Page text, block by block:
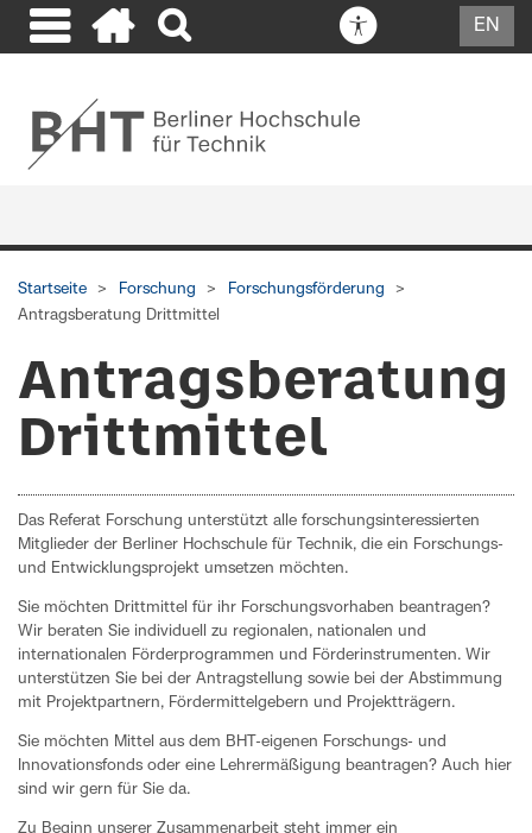
EN
Startseite Forschung
Forschungsförderung
Antragsberatung Drittmittel
Antragsberatung
Drittmittel
Das Referat Forschung unterstützt alle forschungsinteressierten
Mitglieder der Berliner Hochschule für Technik, die ein Forschungs-
und Entwicklungsprojekt umsetzen möchten.
Sie möchten Drittmittel für ihr Forschungsvorhaben beantragen?
Wir beraten Sie individuell zu regionalen, nationalen und
internationalen Förderprogrammen und Förderinstrumenten. Wir
unterstützen Sie bei der Antragstellung sowie bei der Abstimmung
mit Projektpartnern, Fördermittelgebern und Projektträgern.
Sie möchten Mittel aus dem BHT-eigenen Forschungs- und
Innovationsfonds oder eine Lehrermäßigung beantragen? Auch hier
sind wir gern für Sie da.
Zu Beginn unserer Zusammenarbeit steht immer ein